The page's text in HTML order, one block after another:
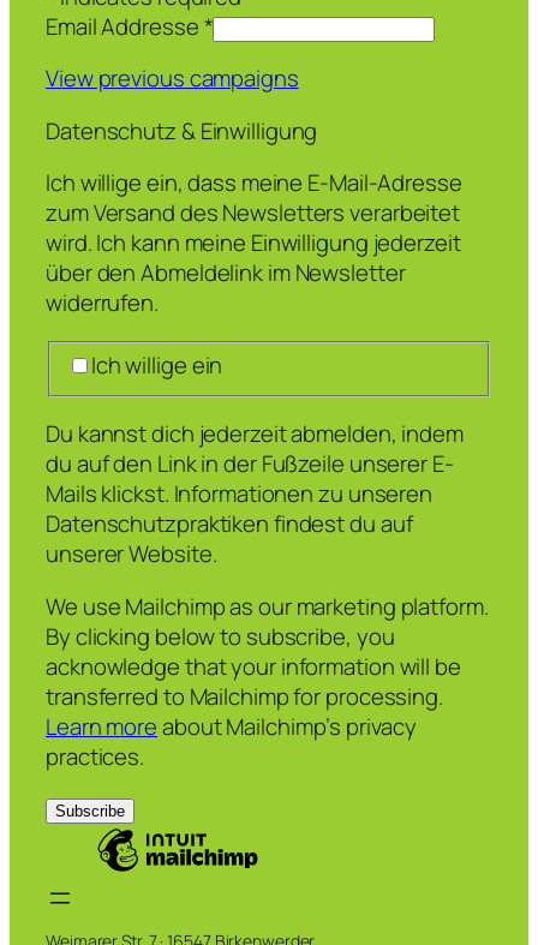
Email Addresse*
View previous campaigns
Datenschutz & Einwilligung
Ich willige ein, dass meine E-Mail-Adresse
zum Versand des Newsletters verarbeitet
wird. Ich kann meine Einwilligung jederzeit
über den Abmeldelink im Newsletter
widerrufen.
Ich willige ein
Du kannst dich jederzeit abmelden, indem
du auf den Link in der Fußzeile unserer E-
Mails klickst. Informationen zu unseren
Datenschutzpraktiken findest du auf
unserer Website.
We use Mailchimp as our marketing platform.
By clicking below to subscribe, you
acknowledge that your information will be
transferred to Mailchimp for processing.
Learn moreabout Mailchimp’s privacy
practices.